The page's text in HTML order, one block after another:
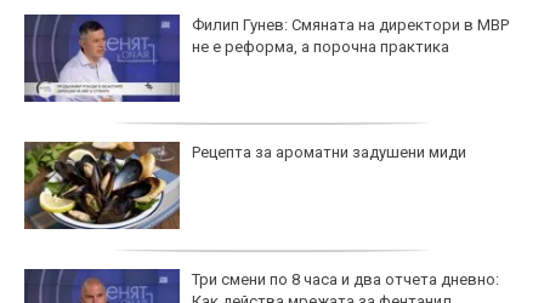
Филип Гунев: Смяната на директори в МВР
не е реформа, а порочна практика
Рецепта за ароматни задушени миди
Три смени по 8 часа и два отчета дневно: